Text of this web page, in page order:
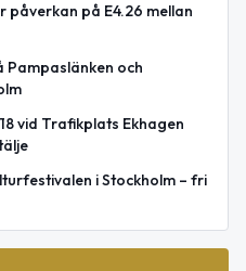
på E4.26 mellan
och
vid Trafikplats Ekhagen
i Stockholm – fri